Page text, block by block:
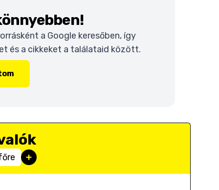
a Google keresőben, így
és a cikkeket a találataid között.